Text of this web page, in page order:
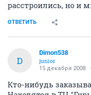
расстроились, но и
ОТВЕТИТЬ
D
Dimon538
junior
15 декабря 2008
Кто-нибудь